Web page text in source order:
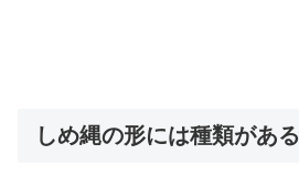
しめ縄の形には種類がある